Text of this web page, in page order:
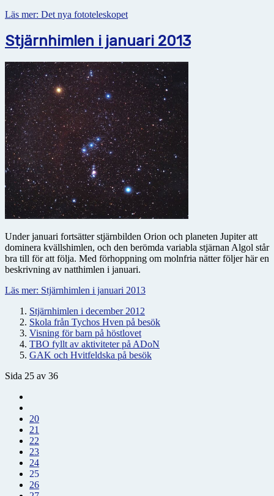
Läs mer: Det nya fototeleskopet
Stjärnhimlen i januari 2013
Under januari fortsätter stjärnbilden Orion och planeten Jupiter att
dominera kvällshimlen, och den berömda variabla stjärnan Algol står
bra till för att följa. Med förhoppning om molnfria nätter följer här en
beskrivning av natthimlen i januari.
Läs mer: Stjärnhimlen i januari 2013
Stjärnhimlen i december 2012
Skola från Tychos Hven på besök
Visning för barn på höstlovet
TBO fyllt av aktiviteter på ADoN
GAK och Hvitfeldska på besök
Sida 25 av 36
20
21
22
23
24
25
26